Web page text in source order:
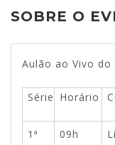
SOBRE O
Aulão ao Vivo
Série Horário
1ª
09h